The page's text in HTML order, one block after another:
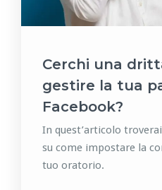
Cerchi una
gestire la tua
Facebook?
In quest’articolo
su come impostare la
tuo oratorio.